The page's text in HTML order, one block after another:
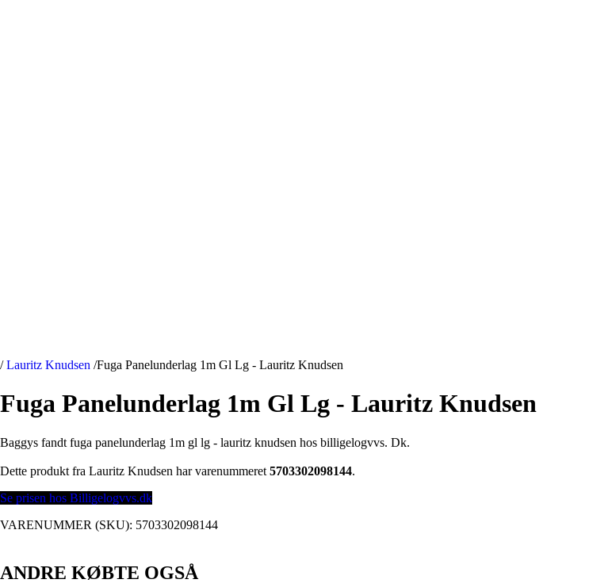
/ Lauritz Knudsen /Fuga Panelunderlag 1m Gl Lg - Lauritz Knudsen
Fuga Panelunderlag 1m Gl Lg - Lauritz Knudsen
Baggys fandt fuga panelunderlag 1m gl lg - lauritz knudsen hos billigelogvvs. Dk.
Dette produkt fra Lauritz Knudsen har varenummeret 5703302098144.
Se prisen hos Billigelogvvs.dk
VARENUMMER (SKU): 5703302098144
ANDRE KØBTE OGSÅ